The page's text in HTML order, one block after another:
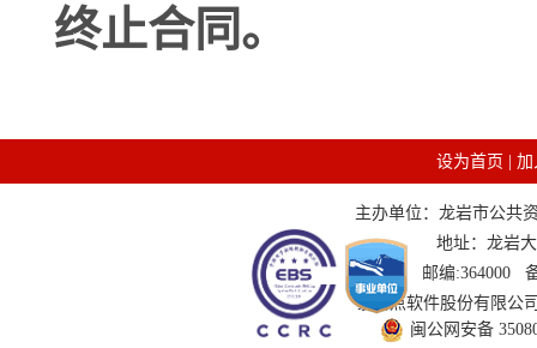
终止合同。
设为首页 加
主办单位：龙岩市公共
地址：龙岩
邮编:364000
技术支持：国泰新点软件股份有限
闽公网安备